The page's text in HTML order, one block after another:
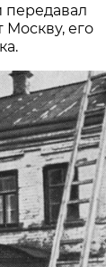
передавал
его